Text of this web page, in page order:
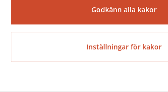
Nedan finns exempel på
mindre byggprojekt:
Fasadändring
Godkänn alla kakor
Inställningar för kakor